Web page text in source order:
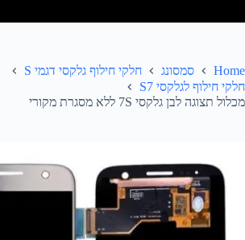
Home סמסונג
חלקי חילוף גלקסי דגמי S
חלקי חילוף לגלקסי S7
מכלול תצוגה לבן גלקסי 7S ללא מסגרת מקורי